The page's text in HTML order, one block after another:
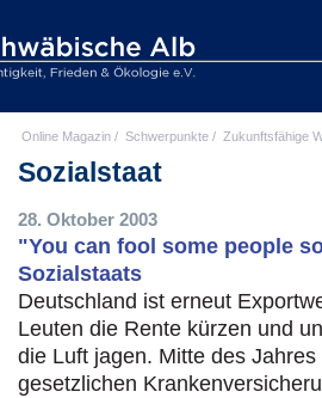
Online Magazin / Schwerpunkte / Zukunftsfähige
Sozialstaat
28. Oktober 2003
"You can fool some people
Sozialstaats
Deutschland ist erneut
Leuten die Rente kürzen und
die Luft jagen. Mitte des
gesetzlichen